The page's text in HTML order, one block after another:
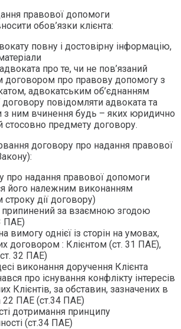
правової допомоги
обов’язки клієнта:
повну і достовірну інформацію,
про те, чи не пов’язаний
договором про правову допомогу з
адвокатським об’єднанням
договору повідомляти адвоката та
з ним вчинення будь – яких юридично
стосовно предмету договору.
договору про надання правової
про надання правової допомоги
його належним виконанням
строку дії договору)
за взаємною згодою
ПАЕ)
вимогу однієї із сторін на умовах,
договором : Клієнтом (ст. 31 ПАЕ),
32 ПАЕ)
виконання доручення Клієнта
про існування конфлікту інтересів
Клієнтів, за обставин, зазначених в
22 ПАЕ (ст.34 ПАЕ)
дотримання принципу
(ст.34 ПАЕ)